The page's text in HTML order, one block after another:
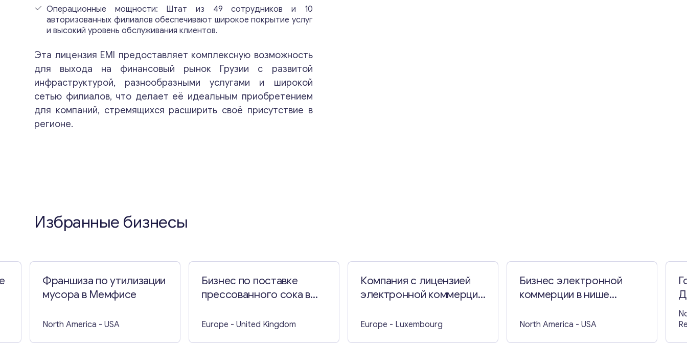
Операционные мощности: Штат из 49 сотрудников и 10
авторизованных филиалов обеспечивают широкое покрытие услуг
и высокий уровень обслуживания клиентов.
Эта лицензия EMI предоставляет комплексную возможность
для выхода на финансовый рынок Грузии с развитой
инфраструктурой, разнообразными услугами и широкой
сетью филиалов, что делает её идеальным приобретением
для компаний, стремящихся расширить своё присутствие в
регионе.
Избранные бизнесы
Франшиза по утилизации
мусора в Мемфисе
North America - USA
Бизнес по поставке
прессованного сока в
Europe - United Kingdom
Компания с лицензией
электронной коммерции
Europe - Luxembourg
Бизнес электронной
коммерции в нише
North America - USA